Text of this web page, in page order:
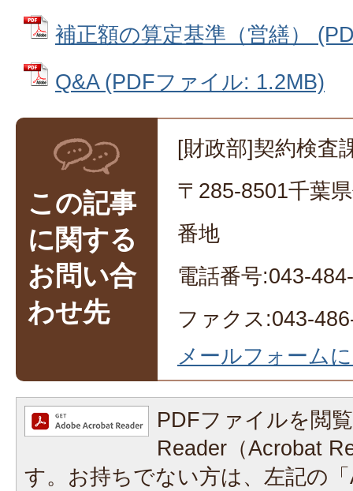
補正額の算定基準（営繕）
Q&A (PDFファイル: 1.2MB)
この記事
に関する
お問い合
わせ先
[財政部]契約検査
〒285-8501千葉
番地
電話番号:043-
ファクス:043-
メールフォーム
PDFファイルを閲
Reader（Acrobat
す。お持ちでない方は、左記の